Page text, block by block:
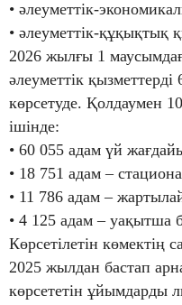
• әлеуметтік-
• әлеуметтік-құқықтық
2026 жылғы 1
әлеуметтік
көрсетуде. Қолдаумен
ішінде:
• 60 055 адам үй
• 18 751 адам –
• 11 786 адам –
• 4 125 адам – уақытша
Көрсетілетін көмектің
2025 жылдан бастап
көрсететін ұйымдарды